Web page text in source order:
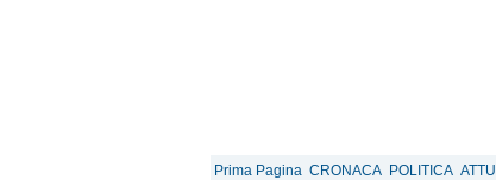
Prima Pagina CRONACA POLITICA